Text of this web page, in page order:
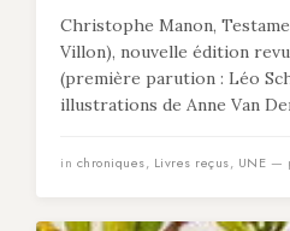
Christophe Manon,
Villon), nouvelle édition
(première parution : Léo
illustrations de Anne Van
in chroniques, Livres reçus, UNE —